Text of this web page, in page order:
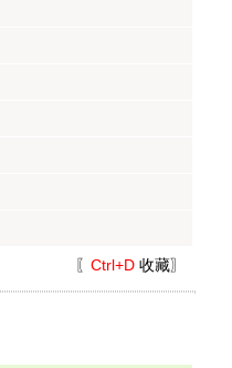
〖 Ctrl+D 收藏〗